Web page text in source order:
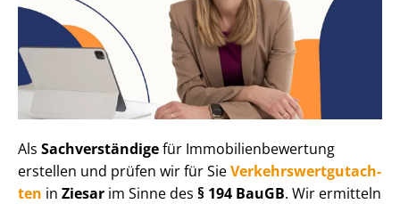
Als Sachverständigefür Im­mo­bi­li­en­be­wer­tung
erstellen und prüfen wir für SieVer­kehrs­wert­gut­ach­
ten in Ziesar im Sinne des § 194 BauGB. Wir ermitteln